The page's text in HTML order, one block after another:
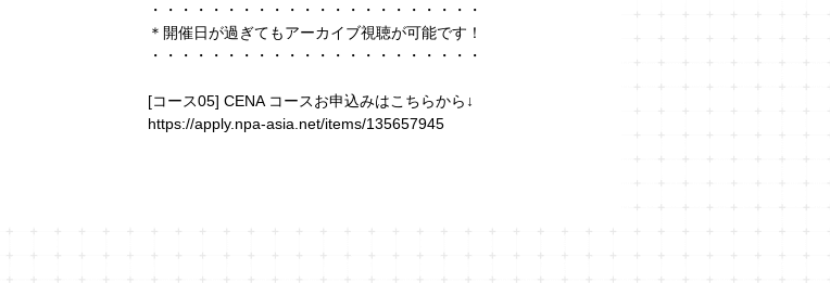
・・・・・・・・・・・・・・・・・・・・・・
＊開催日が過ぎてもアーカイブ視聴が可能です！
・・・・・・・・・・・・・・・・・・・・・・
[コース05] CENA コースお申込みはこちらから↓
https://apply.npa-asia.net/items/135657945